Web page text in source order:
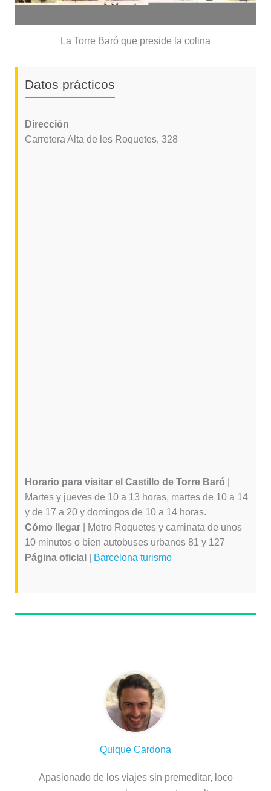
La Torre Baró que preside la colina
Datos prácticos
Dirección
Carretera Alta de les Roquetes, 328
Horario para visitar el Castillo de Torre Baró
Martes y jueves de 10 a 13 horas, martes de 10 a 14
y de 17 a 20 y domingos de 10 a 14 horas.
Cómo llegar
| Metro Roquetes y caminata de unos
10 minutos o bien autobuses urbanos 81 y 127
Página oficial
Barcelona turismo
Quique Cardona
Apasionado de los viajes sin premeditar, loco